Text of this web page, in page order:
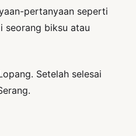
pertanyaan seperti
seorang biksu atau
Setelah selesai